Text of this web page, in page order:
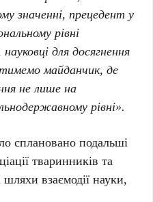
значенні, прецедент у
рівні
для досягнення
майданчик, де
не лише на
рівні».
сплановано подальші
тваринників та
взаємодії науки,